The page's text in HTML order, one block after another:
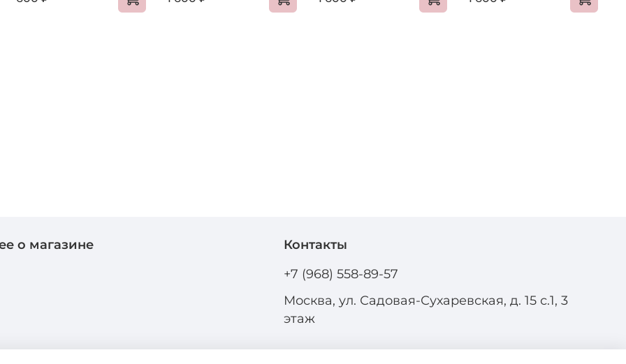
о магазине
Контакты
+7 (968) 558-89-57
Москва, ул. Садовая-Сухаревская, д. 15 с.1, 3
этаж